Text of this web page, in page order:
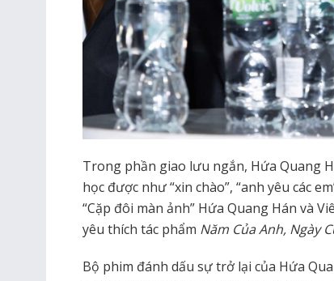
Trong phần giao lưu ngắn, Hứa Quang
học được như “xin chào”, “anh yêu các
“Cặp đôi màn ảnh” Hứa Quang Hán và
yêu thích tác phẩm Năm Của Anh, Ngày
Bộ phim đánh dấu sự trở lại của Hứa